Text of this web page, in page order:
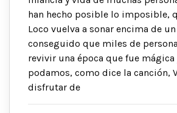
han hecho posible lo imposible,
Loco vuelva a sonar encima de
conseguido que miles de
revivir una época que fue mágica
podamos, como dice la canción,
disfrutar de